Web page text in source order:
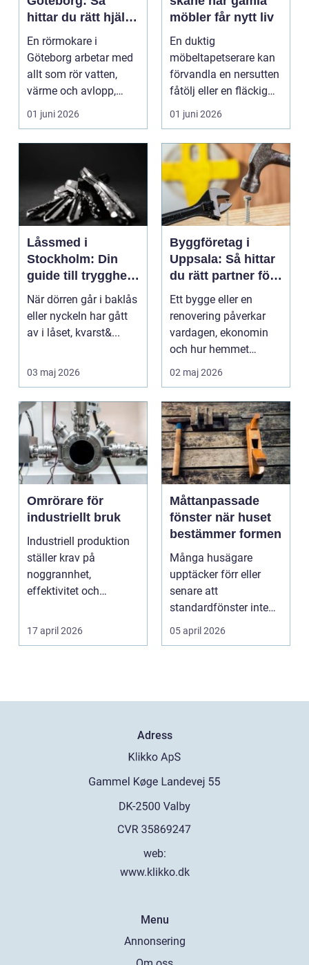
hittar du rätt hjälp
för vatten, värme
och avlopp
En rörmokare i
Göteborg arbetar med
allt som rör vatten,
värme och avlopp,
b&ari...
01 juni 2026
möbler får nytt liv
En duktig
möbeltapetserare kan
förvandla en nersutten
fåtölj eller en fläckig
soffa till en favoritm...
01 juni 2026
Låssmed i
Stockholm: Din
guide till trygghet
och säkerhet
När dörren går i baklås
eller nyckeln har gått
av i låset, kvarst&...
03 maj 2026
Byggföretag i
Uppsala: Så hittar
du rätt partner för
ditt projekt
Ett bygge eller en
renovering påverkar
vardagen, ekonomin
och hur hemmet
fungerar under l&arin...
02 maj 2026
Omrörare för
industriellt bruk
Industriell produktion
ställer krav på
noggrannhet,
effektivitet och
17 april 2026
Måttanpassade
fönster när huset
bestämmer formen
Många husägare
upptäcker förr eller
senare att
standardfönster inte
riktigt passar. Kanske
är huset ...
05 april 2026
Adress
web:
www.klikko.dk
Menu
Annonsering